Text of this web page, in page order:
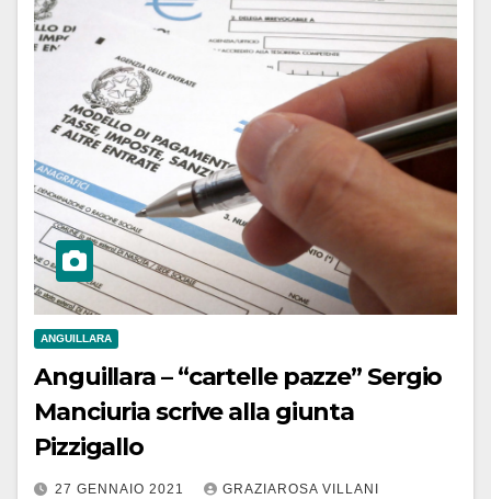
ANGUILLARA
Anguillara – “cartelle pazze” Sergio
Manciuria scrive alla giunta
Pizzigallo
27 GENNAIO 2021 GRAZIAROSA VILLANI